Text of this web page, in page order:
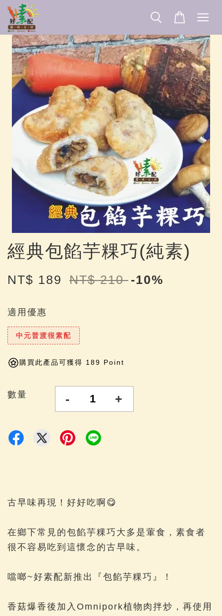
經典包餡芋粿巧(純素)
NT$ 189 NT$ 210 -10%
適用優惠
中元普渡很素配
購買此產品可獲得 189 Point
數量 - +
古早味再現！好好吃啊😋
在鄉下常見的包餡芋粿巧大多是葷食，素食者
很不容易吃到這懷念的古早味。
噹啷~好素配新推出『包餡芋粿巧』！
香菇爆香後加入Omnipork植物肉拌炒，再使用